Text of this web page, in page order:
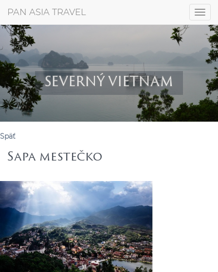
PAN ASIA TRAVEL
+421 917 372 256
SEVERNÝ VIETNAM
Späť
Sapa mestečko